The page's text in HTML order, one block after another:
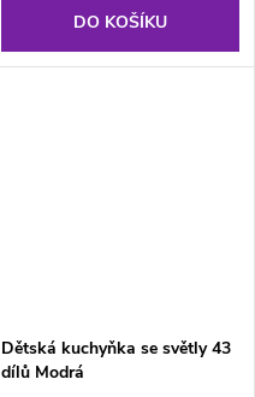
DO KOŠÍKU
Dětská kuchyňka se světly 43
dílů Modrá